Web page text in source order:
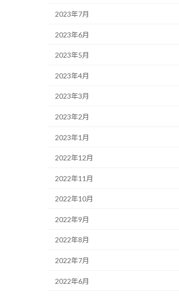
2023年7月
2023年6月
2023年5月
2023年4月
2023年3月
2023年2月
2023年1月
2022年12月
2022年11月
2022年10月
2022年9月
2022年8月
2022年7月
2022年6月